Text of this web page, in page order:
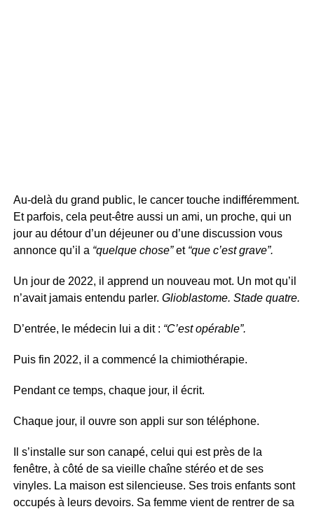
Au-delà du grand public, le cancer touche indifféremment.
Et parfois, cela peut-être aussi un ami, un proche, qui un
jour au détour d’un déjeuner ou d’une discussion vous
annonce qu’il a “quelque chose”et “que c’est grave”.
Un jour de 2022, il apprend un nouveau mot. Un mot qu’il
n’avait jamais entendu parler. Glioblastome. Stade quatre.
D’entrée, le médecin lui a dit : “C’est opérable”.
Puis fin 2022, il a commencé la chimiothérapie.
Pendant ce temps, chaque jour, il écrit.
Chaque jour, il ouvre son appli sur son téléphone.
Il s’installe sur son canapé, celui qui est près de la
fenêtre, à côté de sa vieille chaîne stéréo et de ses
vinyles. La maison est silencieuse. Ses trois enfants sont
occupés à leurs devoirs. Sa femme vient de rentrer de sa